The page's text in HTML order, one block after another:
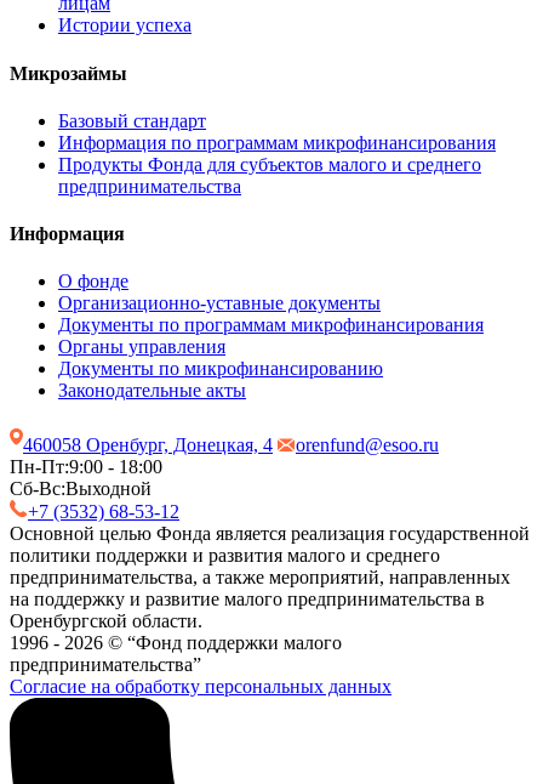
Истории успеха
Микрозаймы
Базовый стандарт
Информация по программам микрофинансирования
Продукты Фонда для субъектов малого и среднего
предпринимательства
Информация
О фонде
Организационно-уставные документы
Документы по программам микрофинансирования
Органы управления
Документы по микрофинансированию
Законодательные акты
460058 Оренбург, Донецкая, 4
orenfund@esoo.ru
Пн-Пт:9:00 - 18:00
Сб-Вс:Выходной
+7 (3532) 68-53-12
Основной целью Фонда является реализация государственной
политики поддержки и развития малого и среднего
предпринимательства, а также мероприятий, направленных
на поддержку и развитие малого предпринимательства в
Оренбургской области.
1996 - 2026 © “Фонд поддержки малого
предпринимательства”
Согласие на обработку персональных данных